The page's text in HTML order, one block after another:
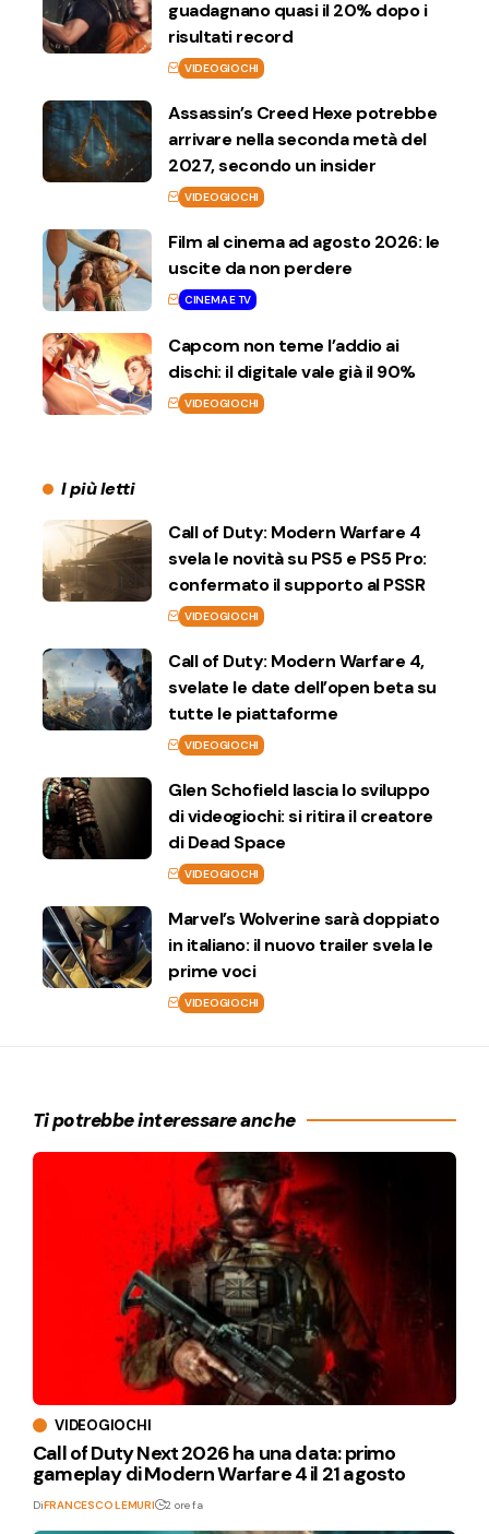
guadagnano quasi il 20% dopo i
risultati record
VIDEOGIOCHI
Assassin’s Creed Hexe potrebbe
arrivare nella seconda metà del
2027, secondo un insider
VIDEOGIOCHI
Film al cinema ad agosto 2026: le
uscite da non perdere
CINEMA E TV
Capcom non teme l’addio ai
dischi: il digitale vale già il 90%
VIDEOGIOCHI
I più letti
Call of Duty: Modern Warfare 4
svela le novità su PS5 e PS5 Pro:
confermato il supporto al PSSR
VIDEOGIOCHI
Call of Duty: Modern Warfare 4,
svelate le date dell’open beta su
tutte le piattaforme
VIDEOGIOCHI
Glen Schofield lascia lo sviluppo
di videogiochi: si ritira il creatore
di Dead Space
VIDEOGIOCHI
Marvel’s Wolverine sarà doppiato
in italiano: il nuovo trailer svela le
prime voci
VIDEOGIOCHI
Ti potrebbe interessare anche
VIDEOGIOCHI
Call of Duty Next 2026 ha una data: primo
gameplay di Modern Warfare 4 il 21 agosto
DiFRANCESCO LEMURI 2 ore fa